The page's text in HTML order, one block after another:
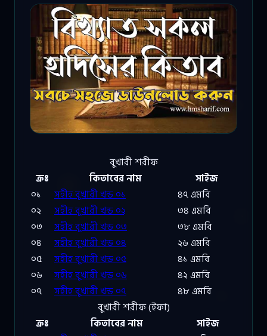
বুখারী শরীফ
ক্রঃ
কিতাবের নাম
সাইজ
০১
সহীহ বুখারী খন্ড ০১
৪৭ এমবি
০২
সহীহ বুখারী খন্ড ০২
৩৪ এমবি
০৩
সহীহ বুখারী খন্ড ০৩
৩৮ এমবি
০৪
সহীহ বুখারী খন্ড ০৪
২৬ এমবি
০৫
সহীহ বুখারী খন্ড ০৫
৪১ এমবি
০৬
সহীহ বুখারী খন্ড ০৬
৪২ এমবি
০৭
সহীহ বুখারী খন্ড ০৭
৪৮ এমবি
বুখারী শরীফ (ইফা)
ক্রঃ
কিতাবের নাম
সাইজ